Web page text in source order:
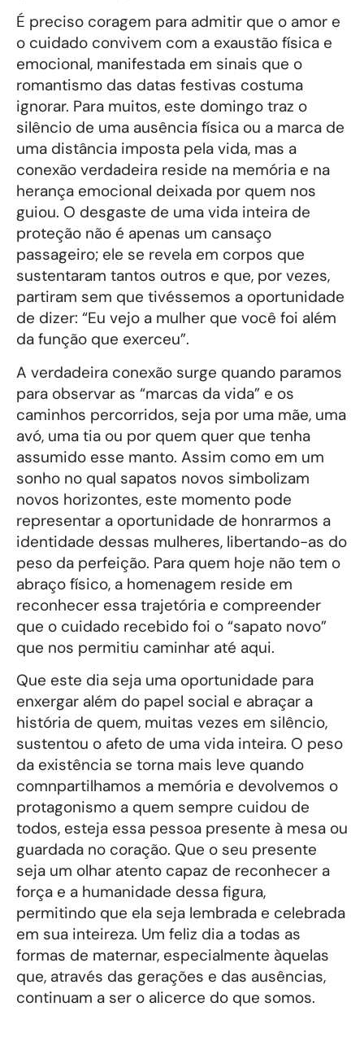
É preciso coragem para admitir que o amor e
o cuidado convivem com a exaustão física e
emocional, manifestada em sinais que o
romantismo das datas festivas costuma
ignorar. Para muitos, este domingo traz o
silêncio de uma ausência física ou a marca de
uma distância imposta pela vida, mas a
conexão verdadeira reside na memória e na
herança emocional deixada por quem nos
guiou. O desgaste de uma vida inteira de
proteção não é apenas um cansaço
passageiro; ele se revela em corpos que
sustentaram tantos outros e que, por vezes,
partiram sem que tivéssemos a oportunidade
de dizer: “Eu vejo a mulher que você foi além
da função que exerceu”.
A verdadeira conexão surge quando paramos
para observar as “marcas da vida” e os
caminhos percorridos, seja por uma mãe, uma
avó, uma tia ou por quem quer que tenha
assumido esse manto. Assim como em um
sonho no qual sapatos novos simbolizam
novos horizontes, este momento pode
representar a oportunidade de honrarmos a
identidade dessas mulheres, libertando-as do
peso da perfeição. Para quem hoje não tem o
abraço físico, a homenagem reside em
reconhecer essa trajetória e compreender
que o cuidado recebido foi o “sapato novo”
que nos permitiu caminhar até aqui.
Que este dia seja uma oportunidade para
enxergar além do papel social e abraçar a
história de quem, muitas vezes em silêncio,
sustentou o afeto de uma vida inteira. O peso
da existência se torna mais leve quando
comnpartilhamos a memória e devolvemos o
protagonismo a quem sempre cuidou de
todos, esteja essa pessoa presente à mesa ou
guardada no coração. Que o seu presente
seja um olhar atento capaz de reconhecer a
força e a humanidade dessa figura,
permitindo que ela seja lembrada e celebrada
em sua inteireza. Um feliz dia a todas as
formas de maternar, especialmente àquelas
que, através das gerações e das ausências,
continuam a ser o alicerce do que somos.